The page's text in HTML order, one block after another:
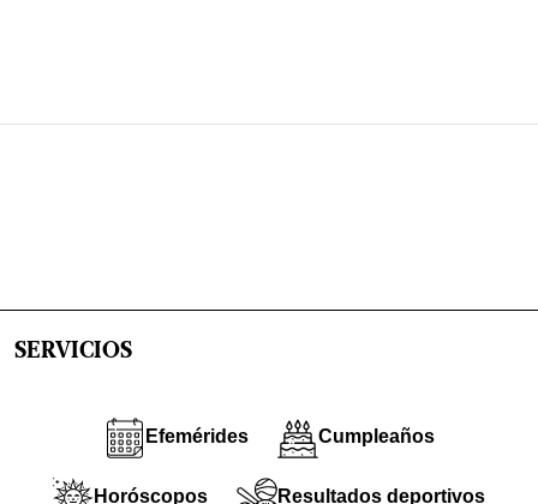
SERVICIOS
Efemérides Cumpleaños
Horóscopos Resultados deportivos